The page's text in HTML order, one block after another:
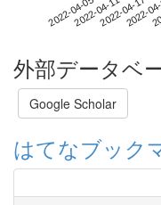
2022-04-052022-04-112022-04-17
2022-
外部データベ
Google Scholar
はてなブック